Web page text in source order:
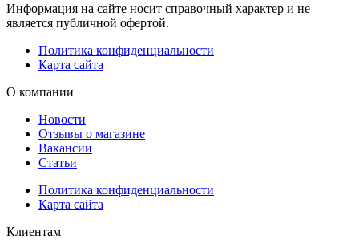
Информация на сайте носит справочный характер и не
является публичной офертой.
Политика конфиденциальности
Карта сайта
О компании
Новости
Отзывы о магазине
Вакансии
Статьи
Политика конфиденциальности
Карта сайта
Клиентам